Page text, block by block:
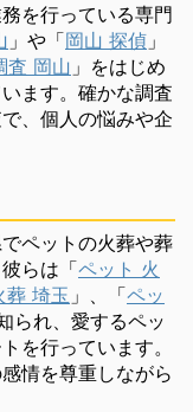
を行っている専門
」や「岡山 探偵 」
査 岡山 」をはじめ
ます。確かな調査
、個人の悩みや企
ペットの火葬や葬
らは「ペット 火
葬 埼玉 」、「ペッ
られ、愛するペッ
を行っています。
情を尊重しながら